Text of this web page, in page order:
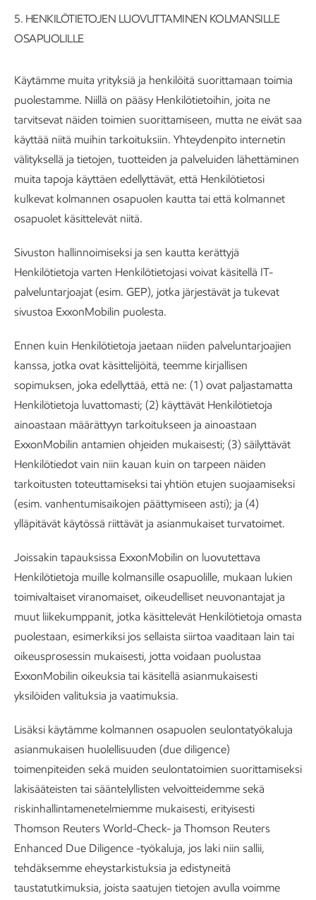
5. HENKILÖTIETOJEN LUOVUTTAMINEN KOLMANSILLE
OSAPUOLILLE
Käytämme muita yrityksiä ja henkilöitä suorittamaan toimia
puolestamme. Niillä on pääsy Henkilötietoihin, joita ne
tarvitsevat näiden toimien suorittamiseen, mutta ne eivät saa
käyttää niitä muihin tarkoituksiin. Yhteydenpito internetin
välityksellä ja tietojen, tuotteiden ja palveluiden lähettäminen
muita tapoja käyttäen edellyttävät, että Henkilötietosi
kulkevat kolmannen osapuolen kautta tai että kolmannet
osapuolet käsittelevät niitä.
Sivuston hallinnoimiseksi ja sen kautta kerättyjä
Henkilötietoja varten Henkilötietojasi voivat käsitellä IT-
palveluntarjoajat (esim. GEP), jotka järjestävät ja tukevat
sivustoa ExxonMobilin puolesta.
Ennen kuin Henkilötietoja jaetaan niiden palveluntarjoajien
kanssa, jotka ovat käsittelijöitä, teemme kirjallisen
sopimuksen, joka edellyttää, että ne: (1) ovat paljastamatta
Henkilötietoja luvattomasti; (2) käyttävät Henkilötietoja
ainoastaan määrättyyn tarkoitukseen ja ainoastaan
ExxonMobilin antamien ohjeiden mukaisesti; (3) säilyttävät
Henkilötiedot vain niin kauan kuin on tarpeen näiden
tarkoitusten toteuttamiseksi tai yhtiön etujen suojaamiseksi
(esim. vanhentumisaikojen päättymiseen asti); ja (4)
ylläpitävät käytössä riittävät ja asianmukaiset turvatoimet.
Joissakin tapauksissa ExxonMobilin on luovutettava
Henkilötietoja muille kolmansille osapuolille, mukaan lukien
toimivaltaiset viranomaiset, oikeudelliset neuvonantajat ja
muut liikekumppanit, jotka käsittelevät Henkilötietoja omasta
puolestaan, esimerkiksi jos sellaista siirtoa vaaditaan lain tai
oikeusprosessin mukaisesti, jotta voidaan puolustaa
ExxonMobilin oikeuksia tai käsitellä asianmukaisesti
yksilöiden valituksia ja vaatimuksia.
Lisäksi käytämme kolmannen osapuolen seulontatyökaluja
asianmukaisen huolellisuuden (due diligence)
toimenpiteiden sekä muiden seulontatoimien suorittamiseksi
lakisääteisten tai sääntelyllisten velvoitteidemme sekä
riskinhallintamenetelmiemme mukaisesti, erityisesti
Thomson Reuters World-Check- ja Thomson Reuters
Enhanced Due Diligence -työkaluja, jos laki niin sallii,
tehdäksemme eheystarkistuksia ja edistyneitä
taustatutkimuksia, joista saatujen tietojen avulla voimme